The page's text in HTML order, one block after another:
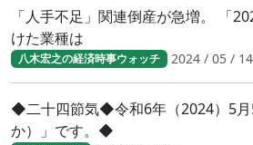
「人手不足」関連倒産が急増。 「
けた業種は
八木宏之の経済時事ウォッチ 2024 / 05 / 14
◆二十四節気◆令和6年（2024）5月
か）」です。◆